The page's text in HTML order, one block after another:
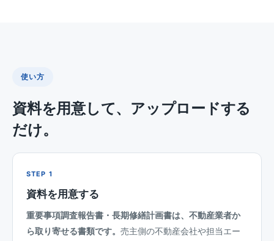
使い方
資料を用意して、アップロードする
だけ。
STEP 1
資料を用意する
重要事項調査報告書・長期修繕計画書は、不動産業者か
ら取り寄せる書類です。 売主側の不動産会社や担当エー